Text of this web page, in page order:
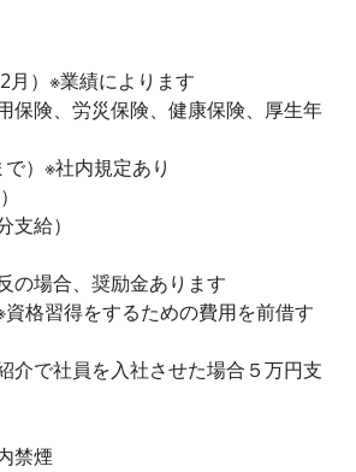
月）※業績によります
保険、労災保険、健康保険、厚生年
）※社内規定あり
支給）
の場合、奨励金あります
格習得をするための費用を前借す
介で社員を入社させた場合５万円支
禁煙